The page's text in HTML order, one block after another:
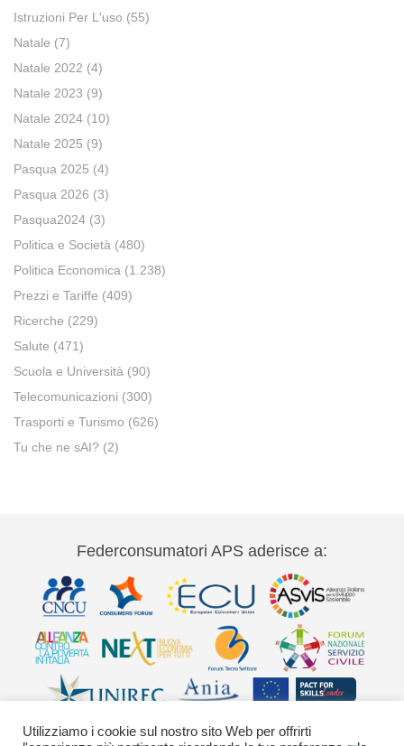
Istruzioni Per L'uso (55)
Natale (7)
Natale 2022 (4)
Natale 2023 (9)
Natale 2024 (10)
Natale 2025 (9)
Pasqua 2025 (4)
Pasqua 2026 (3)
Pasqua2024 (3)
Politica e Società (480)
Politica Economica (1.238)
Prezzi e Tariffe (409)
Ricerche (229)
Salute (471)
Scuola e Università (90)
Telecomunicazioni (300)
Trasporti e Turismo (626)
Tu che ne sAI? (2)
Federconsumatori APS aderisce a:
Utilizziamo i cookie sul nostro sito Web per offrirti